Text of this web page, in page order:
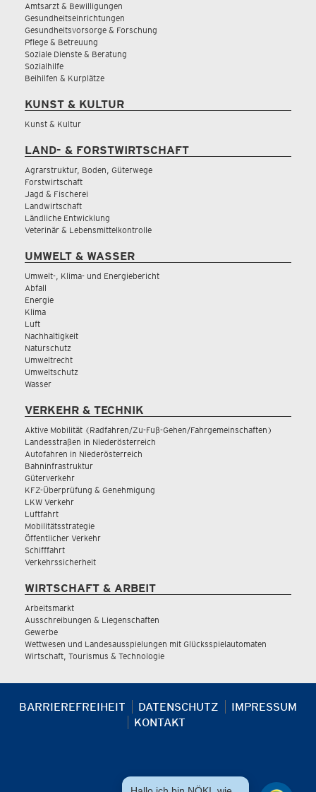
Amtsarzt & Bewilligungen
Gesundheitseinrichtungen
Gesundheitsvorsorge & Forschung
Pflege & Betreuung
Soziale Dienste & Beratung
Sozialhilfe
Beihilfen & Kurplätze
KUNST & KULTUR
Kunst & Kultur
LAND- & FORSTWIRTSCHAFT
Agrarstruktur, Boden, Güterwege
Forstwirtschaft
Jagd & Fischerei
Landwirtschaft
Ländliche Entwicklung
Veterinär & Lebensmittelkontrolle
UMWELT & WASSER
Umwelt-, Klima- und Energiebericht
Abfall
Energie
Klima
Luft
Nachhaltigkeit
Naturschutz
Umweltrecht
Umweltschutz
Wasser
VERKEHR & TECHNIK
Aktive Mobilität (Radfahren/Zu-Fuß-Gehen/Fahrgemeinschaften)
Landesstraßen in Niederösterreich
Autofahren in Niederösterreich
Bahninfrastruktur
Güterverkehr
KFZ-Überprüfung & Genehmigung
LKW Verkehr
Luftfahrt
Mobilitätsstrategie
Öffentlicher Verkehr
Schifffahrt
Verkehrssicherheit
WIRTSCHAFT & ARBEIT
Arbeitsmarkt
Ausschreibungen & Liegenschaften
Gewerbe
Wettwesen und Landesausspielungen mit Glücksspielautomaten
Wirtschaft, Tourismus & Technologie
BARRIEREFREIHEIT DATENSCHUTZ
IMPRESSUM
KONTAKT